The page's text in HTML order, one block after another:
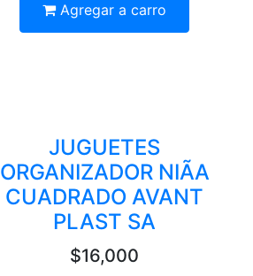
Agregar a carro
JUGUETES
ORGANIZADOR NIÃA
CUADRADO AVANT
PLAST SA
$16,000